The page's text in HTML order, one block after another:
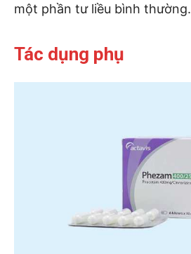
một phần tư liều bình thường.
Tác dụng phụ